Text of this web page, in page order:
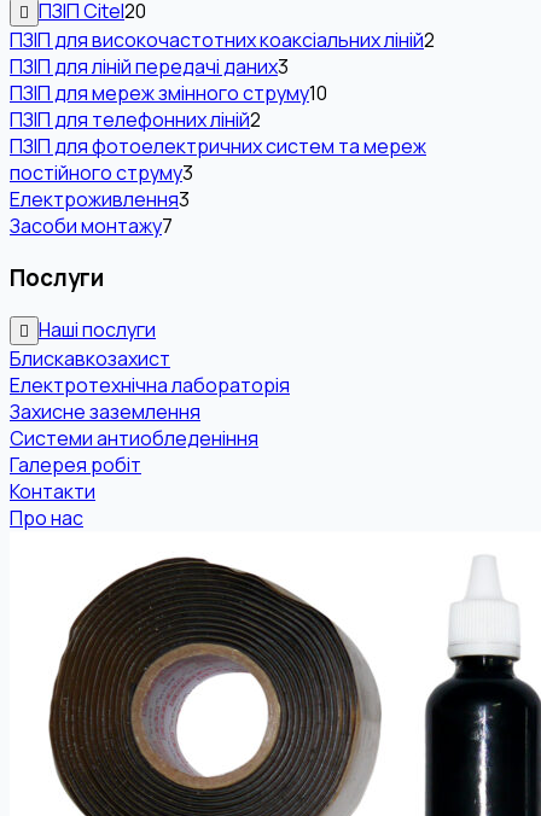
ПЗІП Citel20
ПЗІП для високочастотних коаксіальних ліній2
ПЗІП для ліній передачі даних3
ПЗІП для мереж змінного струму10
ПЗІП для телефонних ліній2
ПЗІП для фотоелектричних систем та мереж
постійного струму3
Електроживлення3
Засоби монтажу7
Послуги
Наші послуги
Блискавкозахист
Електротехнічна лабораторія
Захисне заземлення
Системи антиобледеніння
Галерея робіт
Контакти
Про нас